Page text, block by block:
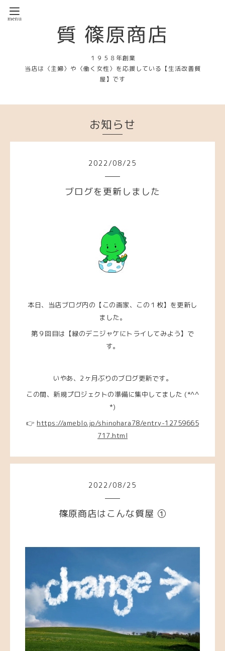
質 篠原商店
１９５８年創業
当店は〈主婦〉や〈働く女性〉を応援している【生活改善質
屋】です
お知らせ
2022/08/25
ブログを更新しました
本日、当店ブログ内の【この画家、この１枚】を更新し
ました。
第９回目は【緑のデニジャケにトライしてみよう】 で
す。
いやあ、2ヶ月ぶりのブログ更新です。
この間、新規プロジェクトの準備に集中してました (*^^
*)
👉 https://ameblo.jp/shinohara78/entry-12759665
717.html
2022/08/25
篠原商店はこんな質屋 ①